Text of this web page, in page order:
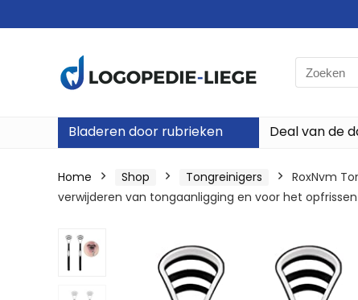
Search
for:
Bladeren door rubrieken Deal van de
Home Shop Tongreinigers
RoxNvm
verwijderen van tongaanligging en voor het